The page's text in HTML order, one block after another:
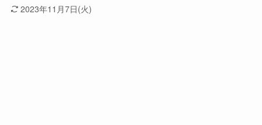
2023年11月7日(火)